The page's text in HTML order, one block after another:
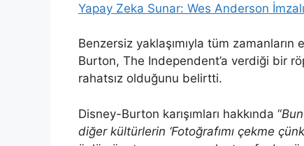
Yapay Zeka Sunar: Wes Anderson
Benzersiz yaklaşımıyla tüm
Burton, The Independent’a verdiği bir
rahatsız olduğunu belirtti.
Disney-Burton karışımları hakkında “
diğer kültürlerin ‘Fotoğrafımı çekme